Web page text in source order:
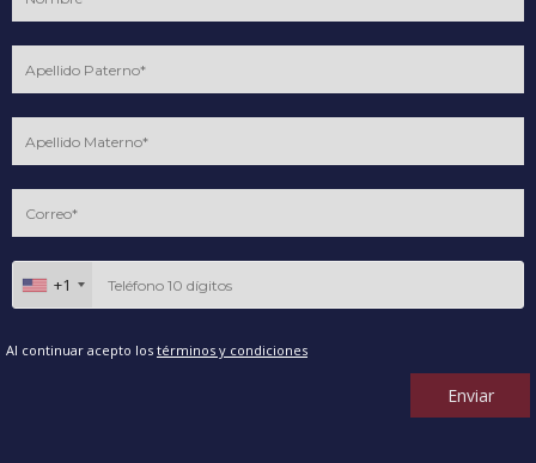
+1
Al continuar acepto los términos y condiciones
Enviar